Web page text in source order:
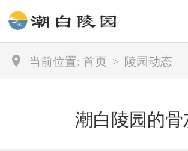
当前位置: 首页 > 陵园动态
潮白陵园的